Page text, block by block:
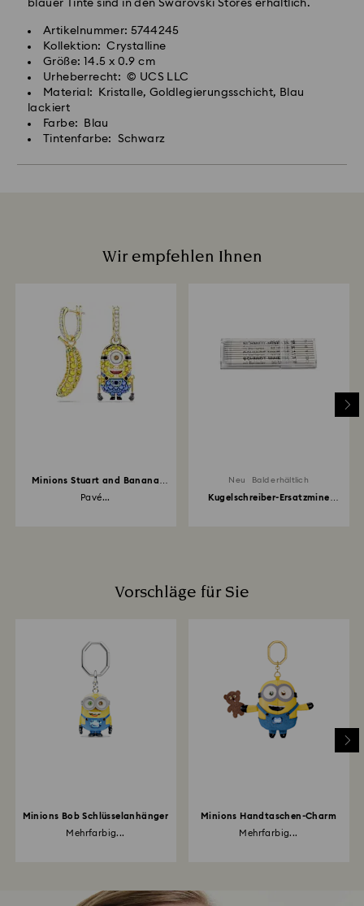
blauer Tinte sind in den Swarovski Stores erhältlich.
Artikelnummer: 5744245
Kollektion: Crystalline
Größe: 14.5 x 0.9 cm
Urheberrecht: © UCS LLC
Material: Kristalle, Goldlegierungsschicht, Blau
lackiert
Farbe: Blau
Tintenfarbe: Schwarz
Wir empfehlen Ihnen
Minions Stuart and Banana
Pavé...
Neu Bald erhältlich
Kugelschreiber-Ersatzmine
Vorschläge für Sie
Minions Bob Schlüsselanhänger
Mehrfarbig...
Minions Handtaschen-Charm
Mehrfarbig...